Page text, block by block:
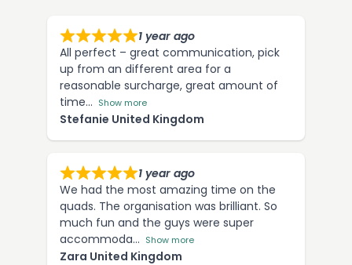
1 year ago
All perfect – great communication, pick
up from an different area for a
reasonable surcharge, great amount of
time
Show more
Stefanie United Kingdom
1 year ago
We had the most amazing time on the
quads. The organisation was brilliant. So
much fun and the guys were super
accommoda
Show more
Zara United Kingdom